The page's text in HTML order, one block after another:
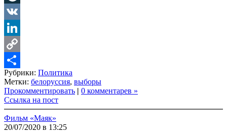
LiveJournal
VK
LinkedIn
Copy
Link
Share
Рубрики: Политика
Метки: белоруссия, выборы
Прокомментировать | 0 комментарев »
Ссылка на пост
Фильм «Маяк»
20/07/2020 в 13:25